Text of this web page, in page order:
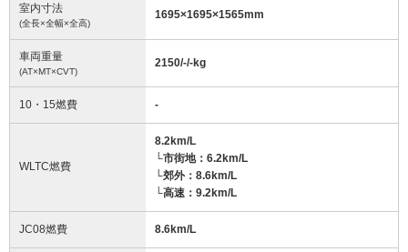
室内寸法
(全長×全幅×全高)
1695×1695×1565mm
車両重量
(AT×MT×CVT)
2150/-/-kg
10・15燃費 -
WLTC燃費
8.2km/L
└市街地：6.2km/L
└郊外：8.6km/L
└高速：9.2km/L
JC08燃費 8.6km/L